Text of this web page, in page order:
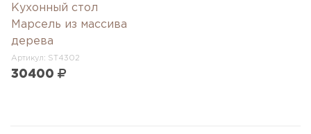
Кухонный стол
Марсель из массива
дерева
Артикул: ST4302
30400